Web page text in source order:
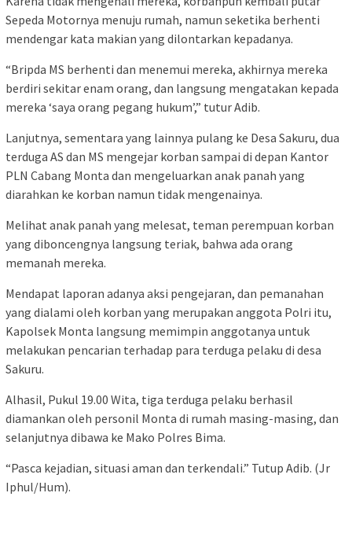
Sepeda Motornya menuju rumah, namun seketika berhenti
mendengar kata makian yang dilontarkan kepadanya.
“Bripda MS berhenti dan menemui mereka, akhirnya mereka
berdiri sekitar enam orang, dan langsung mengatakan kepada
mereka ‘saya orang pegang hukum’,” tutur Adib.
Lanjutnya, sementara yang lainnya pulang ke Desa Sakuru, dua
terduga AS dan MS mengejar korban sampai di depan Kantor
PLN Cabang Monta dan mengeluarkan anak panah yang
diarahkan ke korban namun tidak mengenainya.
Melihat anak panah yang melesat, teman perempuan korban
yang diboncengnya langsung teriak, bahwa ada orang
memanah mereka.
Mendapat laporan adanya aksi pengejaran, dan pemanahan
yang dialami oleh korban yang merupakan anggota Polri itu,
Kapolsek Monta langsung memimpin anggotanya untuk
melakukan pencarian terhadap para terduga pelaku di desa
Sakuru.
Alhasil, Pukul 19.00 Wita, tiga terduga pelaku berhasil
diamankan oleh personil Monta di rumah masing-masing, dan
selanjutnya dibawa ke Mako Polres Bima.
“Pasca kejadian, situasi aman dan terkendali.” Tutup Adib. (Jr
Iphul/Hum).